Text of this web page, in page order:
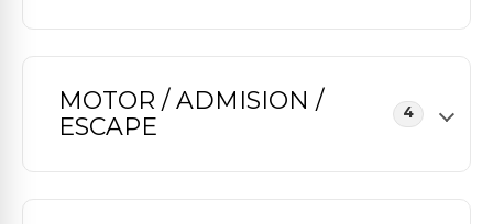
MOTOR / ADMISION /
ESCAPE
4